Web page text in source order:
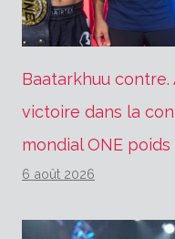
Baatarkhuu
victoire dans la
mondial ONE poids
6 août 2026